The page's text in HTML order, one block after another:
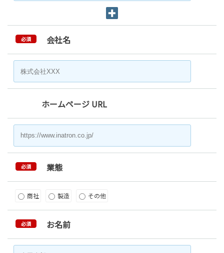
必須 会社名
ホームページ URL
必須 業態
商社 製造 その他
必須 お名前